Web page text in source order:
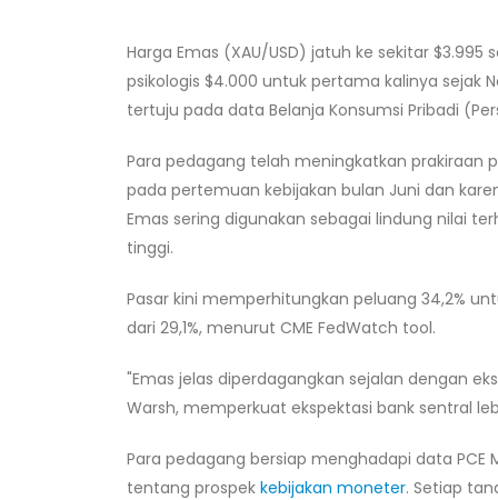
Harga Emas (XAU/USD) jatuh ke sekitar
psikologis $4.000 untuk pertama kalinya sejak
tertuju pada data Belanja Konsumsi Pribadi
Para pedagang telah meningkatkan prakiraan
pada pertemuan kebijakan bulan Juni dan
Emas sering digunakan sebagai lindung nilai
tinggi.
Pasar kini memperhitungkan peluang 34,2%
dari 29,1%, menurut CME FedWatch tool.
"Emas jelas diperdagangkan sejalan dengan
Warsh, memperkuat ekspektasi bank sentral
Para pedagang bersiap menghadapi data PCE
tentang prospek kebijakan moneter. Setiap